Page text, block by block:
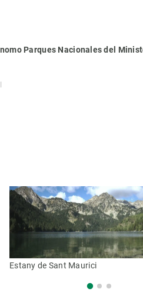
Parques Nacionales del
Estany de Sant Maurici